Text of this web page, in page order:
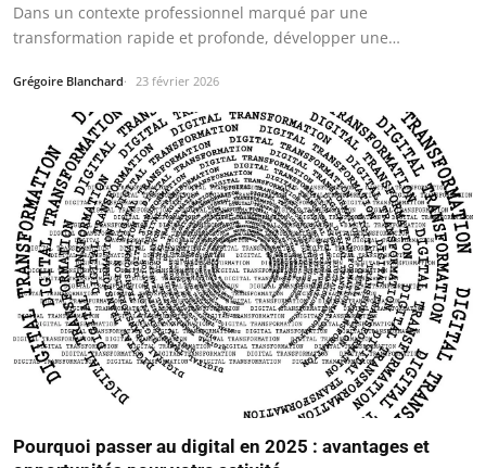
Dans un contexte professionnel marqué par une
transformation rapide et profonde, développer une…
Grégoire Blanchard 23 février 2026
Pourquoi passer au digital en 2025 : avantages et